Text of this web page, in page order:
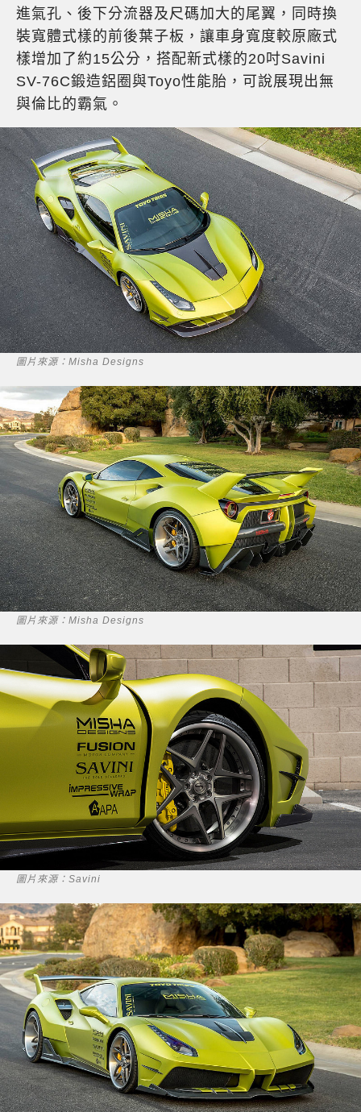
進氣孔、後下分流器及尺碼加大的尾翼，同時換
裝寬體式樣的前後葉子板，讓車身寬度較原廠式
樣增加了約15公分，搭配新式樣的20吋Savini
SV-76C鍛造鋁圈與Toyo性能胎，可說展現出無
與倫比的霸氣。
圖片來源：Misha Designs
圖片來源：Misha Designs
圖片來源：Savini